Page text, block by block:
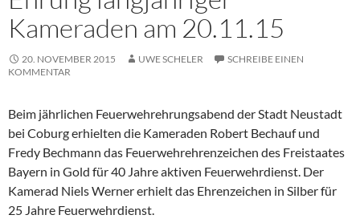
Kameraden am 20.11.15
20. NOVEMBER 2015 UWE SCHELER
SCHREIBE EINEN
KOMMENTAR
Beim jährlichen Feuerwehrehrungsabend der Stadt Neustadt
bei Coburg erhielten die Kameraden Robert Bechauf und
Fredy Bechmann das Feuerwehrehrenzeichen des Freistaates
Bayern in Gold für 40 Jahre aktiven Feuerwehrdienst. Der
Kamerad Niels Werner erhielt das Ehrenzeichen in Silber für
25 Jahre Feuerwehrdienst.